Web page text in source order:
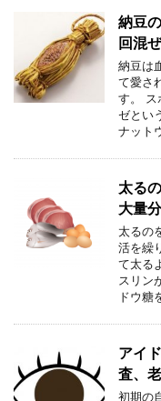
納豆
回混
納豆は
て愛さ
す。 ス
ゼとい
ナット
太る
大量
太るの
活を繰
て太る
スリン
ドウ糖
アイ
査、
初期の